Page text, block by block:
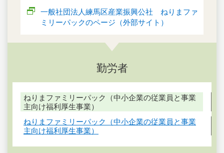
一般社団法人練馬区産業振興公社 ねりまファ
ミリーパックのページ（外部サイト）
勤労者
ねりまファミリーパック（中小企業の従業員と事業
主向け福利厚生事業）
ねりまファミリーパック（中小企業の従業員と事業
主向け福利厚生事業）